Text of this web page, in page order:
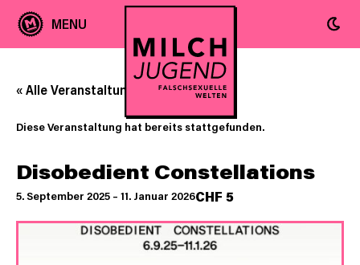
« Alle Veranstaltungen
Diese Veranstaltung hat bereits stattgefunden.
Disobedient Constellations
5. September 2025 – 11. Januar 2026CHF 5